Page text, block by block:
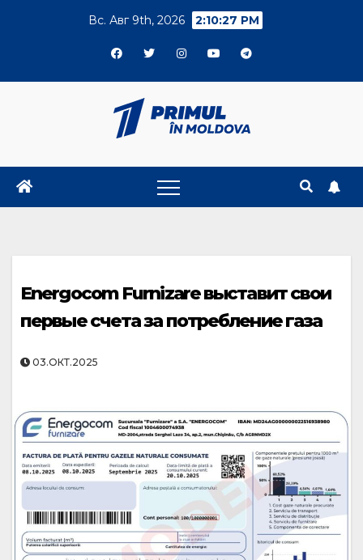
Вс. Авг 9th, 2026 2:10:28 PM
Energocom Furnizare выставит свои
первые счета за потребление газа
03.ОКТ.2025